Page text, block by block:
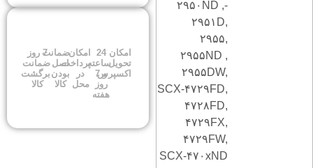
امکان
تحویل
اکسپرس
24
ساعته
و 7
روز
هفته
امکان
پرداخت
در
محل
ضمانت
اصل
بودن
کالا
7 روز
ضمانت
برگشت
کالا
-۲۹۵۰ND ,
۲۹۵۱D,
۲۹۵۵,
۲۹۵۵ND ,
۲۹۵۵DW,
SCX-۴۷۲۹FD,
۴۷۲۸FD,
۴۷۲۹FX,
۴۷۲۹FW,
SCX-۴۷۰xND